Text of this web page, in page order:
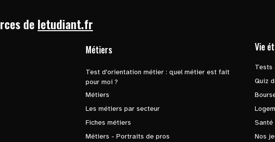
de letudiant.fr
Métiers
Test d'orientation métier : quel métier est fait
pour moi ?
Métiers
Les métiers par secteur
Fiches métiers
Métiers - Portraits de pros
Vie
Tests
Quiz
Santé
Nos